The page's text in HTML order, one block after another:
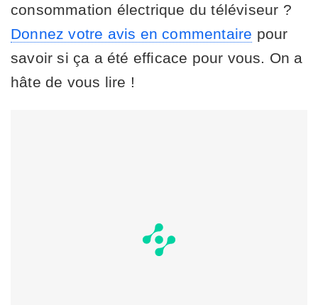
consommation électrique du téléviseur ?
Donnez votre avis en commentaire pour
savoir si ça a été efficace pour vous. On a
hâte de vous lire !